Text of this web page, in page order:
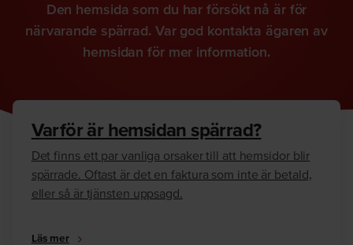
Den hemsida som du har försökt nå är för
närvarande spärrad. Var god kontakta ägaren av
hemsidan för mer information.
Varför är hemsidan spärrad?
Det finns ett par vanliga orsaker till att hemsidor blir
spärrade. Oftast är det en faktura som inte är betald,
eller så är tjänsten uppsagd.
Läs mer